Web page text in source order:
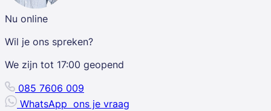
Nu online
Wil je ons spreken?
We zijn tot 17:00 geopend
085 7606 009
WhatsApp ons je vraag